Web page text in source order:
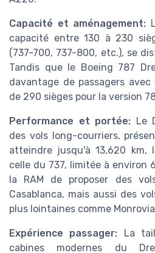
Capacité et aménagement:
capacité entre 130 à 230
(737-700, 737-800, etc.), se
Tandis que le Boeing 787
davantage de passagers
de 290 sièges pour la version
Performance et portée: Le
des vols long-courriers,
atteindre jusqu'à 13,620 km,
celle du 737, limitée à environ
la RAM de proposer des
Casablanca, mais aussi des
plus lointaines comme
Expérience passager: La
cabines modernes du